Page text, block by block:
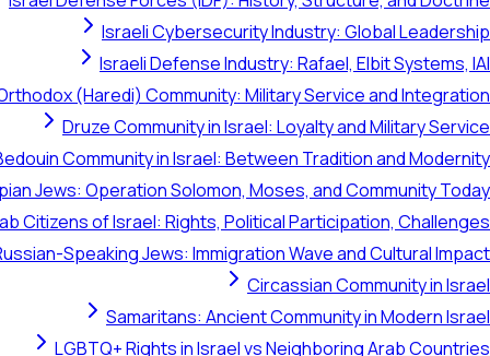
Israeli Cybersecurity Industry: Global Leadership
Israeli Defense Industry: Rafael, Elbit Systems, IAI
(Haredi) Community: Military Service and Integration
Druze Community in Israel: Loyalty and Military Service
Community in Israel: Between Tradition and Modernity
Jews: Operation Solomon, Moses, and Community Today
Citizens of Israel: Rights, Political Participation, Challenges
Speaking Jews: Immigration Wave and Cultural Impact
Circassian Community in Israel
Samaritans: Ancient Community in Modern Israel
LGBTQ+ Rights in Israel vs Neighboring Arab Countries